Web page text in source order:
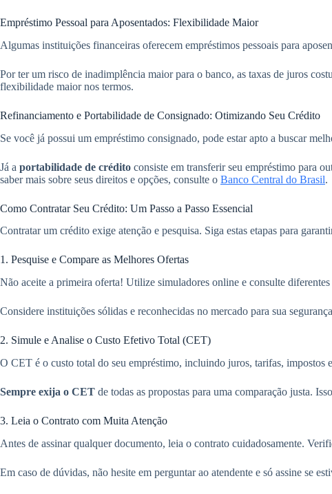
Empréstimo Pessoal para Aposentados: Flexibilidade Maior
Algumas instituições financeiras oferecem empréstimos pessoais para
Por ter um risco de inadimplência maior para o banco, as taxas de juros
flexibilidade maior nos termos.
Refinanciamento e Portabilidade de Consignado: Otimizando Seu Crédito
Se você já possui um empréstimo consignado, pode estar apto a buscar
Já a portabilidade de crédito consiste em transferir seu empréstimo para
saber mais sobre seus direitos e opções, consulte o Banco Central do Brasil.
Como Contratar Seu Crédito: Um Passo a Passo Essencial
Contratar um crédito exige atenção e pesquisa. Siga estas etapas para
1. Pesquise e Compare as Melhores Ofertas
Não aceite a primeira oferta! Utilize simuladores online e consulte
Considere instituições sólidas e reconhecidas no mercado para sua
2. Simule e Analise o Custo Efetivo Total (CET)
O CET é o custo total do seu empréstimo, incluindo juros, tarifas, impostos
Sempre exija o CET de todas as propostas para uma comparação justa.
3. Leia o Contrato com Muita Atenção
Antes de assinar qualquer documento, leia o contrato cuidadosamente.
Em caso de dúvidas, não hesite em perguntar ao atendente e só assine se